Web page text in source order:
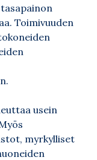
Toimivuuden
usein
myrkylliset